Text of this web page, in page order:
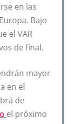
en las
Bajo
el VAR
de final.
mayor
en el
de
el próximo